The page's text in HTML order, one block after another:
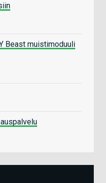
Beast muistimoduuli